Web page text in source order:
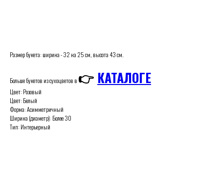
Размер букета: ширина - 32 на 25 см, высота 43 см.
Больше букетов из сухоцветов в 👉 КАТАЛОГЕ
Цвет: Розовый
Цвет: Белый
Форма: Асимметричный
Ширина (диаметр): Более 30
Тип: Интерьерный